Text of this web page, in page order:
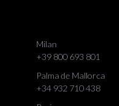
Milan
+39 800 693 801
Palma de Mallorca
+34 932 710 438